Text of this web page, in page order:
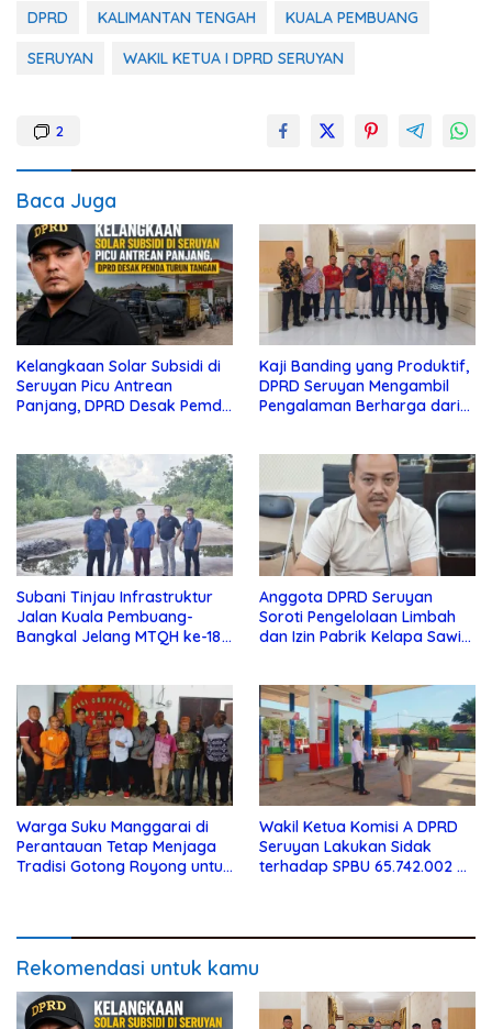
DPRD KALIMANTAN TENGAH KUALA PEMBUANG
SERUYAN WAKIL KETUA I DPRD SERUYAN
2
Baca Juga
Kelangkaan Solar Subsidi di
Seruyan Picu Antrean
Panjang, DPRD Desak Pemda
Kaji Banding yang Produktif,
DPRD Seruyan Mengambil
Pengalaman Berharga dari
Subani Tinjau Infrastruktur
Jalan Kuala Pembuang-
Bangkal Jelang MTQH ke-18
Anggota DPRD Seruyan
Soroti Pengelolaan Limbah
dan Izin Pabrik Kelapa Sawit
Warga Suku Manggarai di
Perantauan Tetap Menjaga
Tradisi Gotong Royong untuk
Wakil Ketua Komisi A DPRD
Seruyan Lakukan Sidak
terhadap SPBU 65.742.002 di
Rekomendasi untuk kamu